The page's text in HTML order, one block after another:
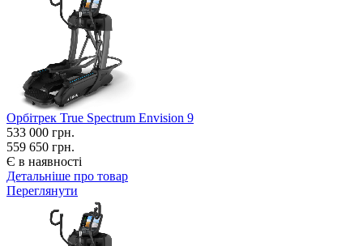
Орбітрек True Spectrum Envision 9
533 000 грн.
559 650 грн.
Є в наявності
Детальніше про товар
Переглянути